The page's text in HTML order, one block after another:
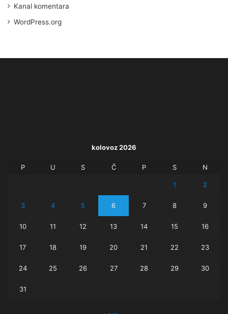
Kanal komentara
WordPress.org
kolovoz 2026
P U S Č P S N
1 2
3 4 5 6 7 8 9
10 11 12 13 14 15 16
17 18 19 20 21 22 23
24 25 26 27 28 29 30
31